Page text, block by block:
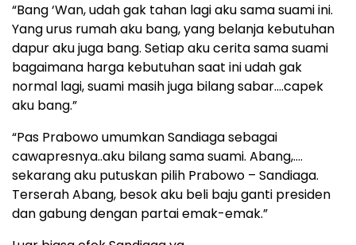
“Bang ‘Wan, udah gak tahan lagi aku sama suami ini.
Yang urus rumah aku bang, yang belanja kebutuhan
dapur aku juga bang. Setiap aku cerita sama suami
bagaimana harga kebutuhan saat ini udah gak
normal lagi, suami masih juga bilang sabar….capek
aku bang.”
“Pas Prabowo umumkan Sandiaga sebagai
cawapresnya..aku bilang sama suami. Abang,….
sekarang aku putuskan pilih Prabowo – Sandiaga.
Terserah Abang, besok aku beli baju ganti presiden
dan gabung dengan partai emak-emak.”